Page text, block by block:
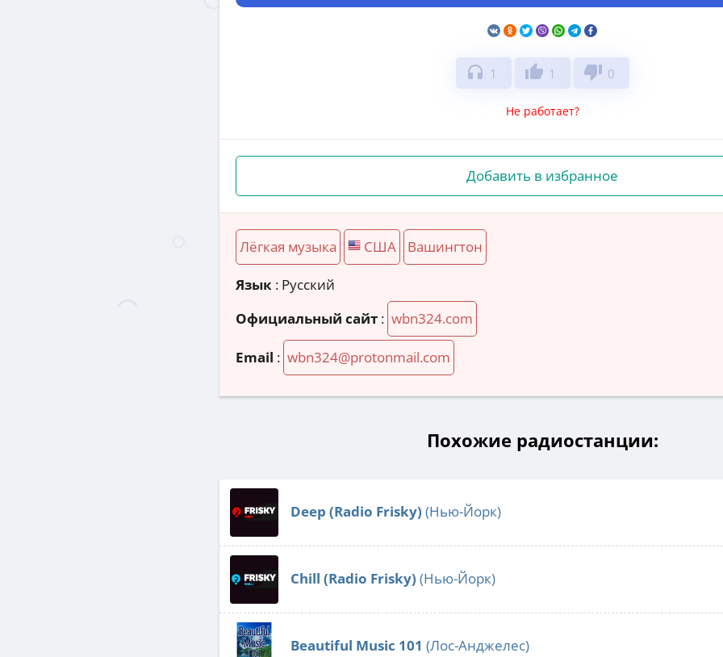
headphones 1 thumb_up 1 thumb_down 0
Не работает?
Добавить в избранное
Лёгкая музыка США Вашингтон
Язык : Русский
Официальный сайт : wbn324.com
Email : wbn324@protonmail.com
Похожие радиостанции:
Deep (Radio Frisky) (Нью-Йорк)
Chill (Radio Frisky) (Нью-Йорк)
Beautiful Music 101 (Лос-Анджелес)